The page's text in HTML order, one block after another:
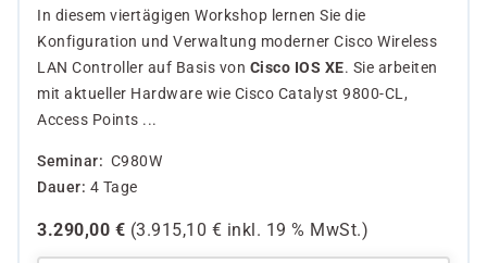
In diesem vier­tägigen Workshop lernen Sie die
Konfiguration und Verwaltung moderner Cisco Wireless
LAN Controller auf Basis von Cisco IOS XE. Sie arbeiten
mit aktueller Hardware wie Cisco Catalyst 9800-CL,
Access Points ...
Seminar
C980W
Dauer 4 Tage
3.290,00 € (3.915,10 € inkl. 19 % MwSt.)